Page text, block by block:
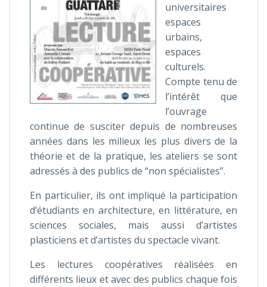
universitaires
espaces
urbains,
espaces
culturels.
Compte tenu de
l’intérêt que
l’ouvrage
continue de susciter depuis de nombreuses
années dans les milieux les plus divers de la
théorie et de la pratique, les ateliers se sont
adressés à des publics de “non spécialistes”.
En particulier, ils ont impliqué la participation
d’étudiants en architecture, en littérature, en
sciences sociales, mais aussi d’artistes
plasticiens et d’artistes du spectacle vivant.
Les lectures coopératives réalisées en
différents lieux et avec des publics chaque fois